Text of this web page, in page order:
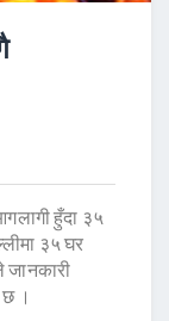
हुँदा ३५
३५ घर
जानकारी
।